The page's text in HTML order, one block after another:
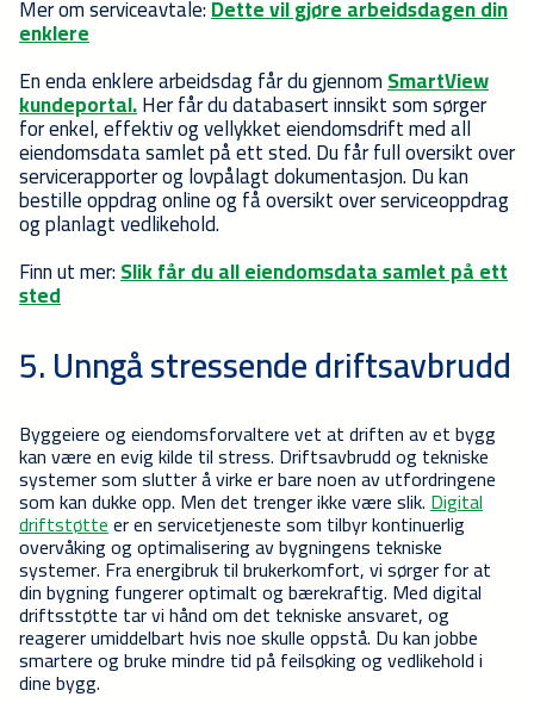
Mer om serviceavtale:Dette vil gjøre arbeidsdagen din
enklere
En enda enklere arbeidsdag får du gjennomSmartView
kundeportal.Her får du databasert innsikt som sørger
forenkel, effektiv og vellykket eiendomsdrift med all
eiendomsdata samlet på ett sted. Du fårfull oversikt over
servicerapporter og lovpålagt dokumentasjon. Du kan
bestille oppdrag online og få oversikt over serviceoppdrag
og planlagt vedlikehold.
Finn ut mer:Slik får du all eiendomsdata samlet på ett
sted
5. Unngå stressende driftsavbrudd
Byggeiere og eiendomsforvaltere vet at driften av et bygg
kan være en evig kilde til stress. Driftsavbrudd og tekniske
systemer som slutter å virke er bare noen av utfordringene
som kan dukke opp. Men det trenger ikke være slik.Digital
driftstøtteer en servicetjeneste som tilbyr kontinuerlig
overvåking og optimalisering av bygningens tekniske
systemer. Fra energibruk til brukerkomfort, vi sørger for at
din bygning fungerer optimalt og bærekraftig. Med digital
driftsstøtte tar vi hånd om det tekniske ansvaret, og
reagerer umiddelbart hvis noe skulle oppstå. Du kan jobbe
smartere og bruke mindre tid på feilsøking og vedlikehold i
dine bygg.